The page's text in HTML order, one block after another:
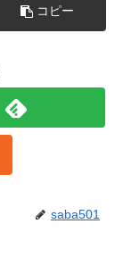
コピー
saba501